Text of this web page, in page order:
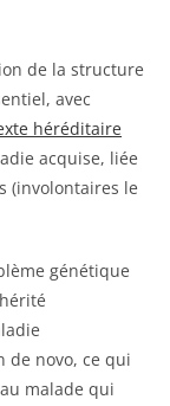
de la structure
avec
héréditaire
acquise, liée
(involontaires le
génétique
de novo, ce qui
malade qui